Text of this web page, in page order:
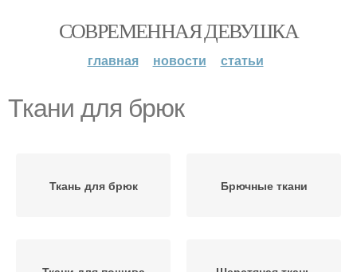
СОВРЕМЕННАЯ ДЕВУШКА
главная новости статьи
Ткани для брюк
Ткань для брюк Брючные ткани